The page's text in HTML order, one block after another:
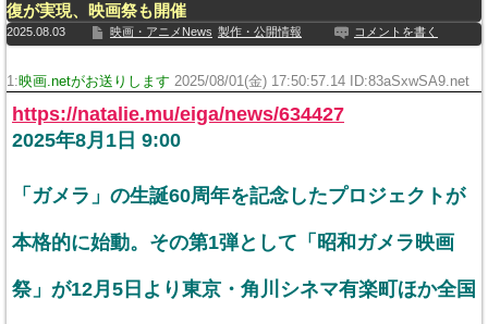
復が実現、映画祭も開催
2025.08.03 映画・アニメNews 製作・公開情報 コメントを書く
1:映画.netがお送りします 2025/08/01(金) 17:50:57.14 ID:83aSxwSA9.net
https://natalie.mu/eiga/news/634427
2025年8月1日 9:00
「ガメラ」の生誕60周年を記念したプロジェクトが
本格的に始動。その第1弾として「昭和ガメラ映画
祭」が12月5日より東京・角川シネマ有楽町ほか全国